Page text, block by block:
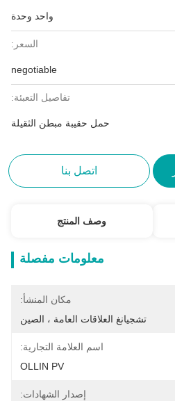
واحد وحدة
السعر:
negotiable
تفاصيل التعبئة:
حمل حقيبة مبطن الثقيلة
اتصل بنا
وصف المنتج
معلومات مفصلة
مكان المنشأ:
تشجيانغ العلاقات العامة ، الصين
اسم العلامة التجارية:
OLLIN PV
إصدار الشهادات: